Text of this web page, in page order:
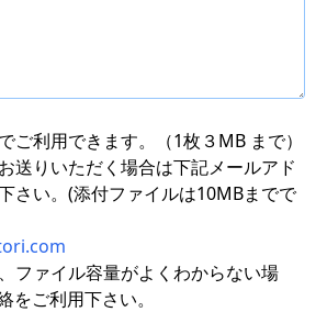
ご利用できます。（1枚３MB まで）
送りいただく場合は下記メールアド
さい。(添付ファイルは10MBまでで
ファイル容量がよくわからない場
をご利用下さい。